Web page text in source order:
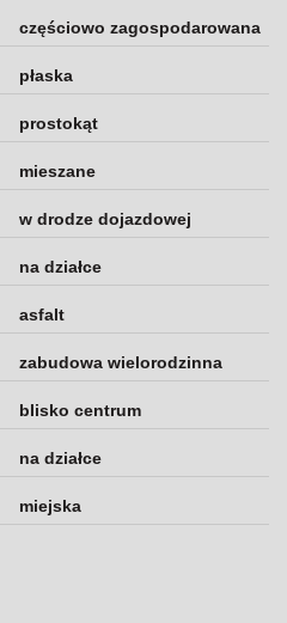
częściowo zagospodarowana
płaska
prostokąt
mieszane
w drodze dojazdowej
na działce
asfalt
zabudowa wielorodzinna
blisko centrum
na działce
miejska